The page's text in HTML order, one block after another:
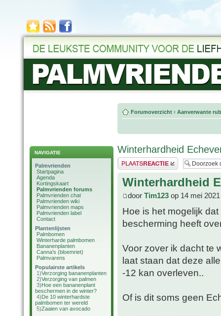
NAVIGATIE
Palmvrienden
Startpagina
Agenda
Kortingskaart
Palmvrienden forums
Palmvrienden chat
Palmvrienden wiki
Palmvrienden maps
Palmvrienden label
Contact
Plantenlijsten
Palmbomen
Winterharde palmbomen
Bananenplanten
Canna's (bloemriet)
Palmvarens
Populairste artikels
1)Verzorging bananenplanten
2)Verzorging van palmen
3)Hoe een bananenplant
beschermen in de winter?
4)De 10 winterhardste
palmbomen ter wereld
5)Zaaien van avocado
Forumoverzicht ‹ Aanverwante
Winterhardheid
Plaats een reactie
Winterhardheid
door Tim123 op 14 mei
Hoe is het mogelijk
bescherming heeft
Voor zover ik dacht te
laat staan dat deze
-12 kan overleven..
Of is dit soms geen